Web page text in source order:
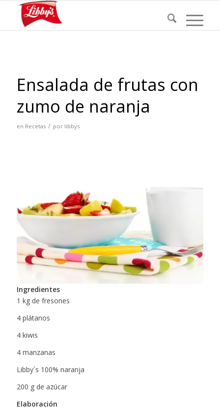
Ensalada de frutas con
zumo de naranja
en Recetas / por libbys
Ingredientes
1 kg de fresones
4 plátanos
4 kiwis
4 manzanas
Libby´s 100% naranja
200 g de azúcar
Elaboración